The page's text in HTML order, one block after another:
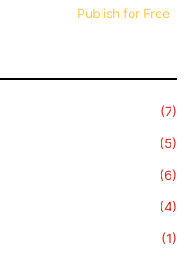
Publish for Free
(7)
(5)
(6)
(4)
(1)